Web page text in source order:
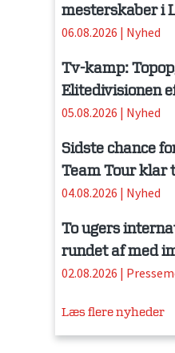
mesterskaber i
06.08.2026 | Nyhed
Tv-kamp:
Elitedivisionen
05.08.2026 | Nyhed
Sidste chance
Team Tour klar
04.08.2026 | Nyhed
To ugers
rundet af med
02.08.2026 |
Læs flere nyheder